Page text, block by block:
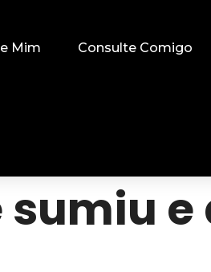
Mim Consulte Comigo
sumiu